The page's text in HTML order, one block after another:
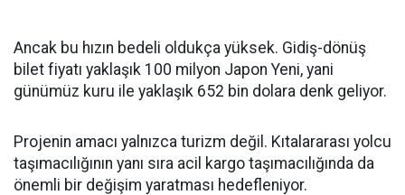
Ancak bu hızın bedeli oldukça yüksek. Gidiş-dönüş
bilet fiyatı yaklaşık 100 milyon Japon Yeni, yani
günümüz kuru ile yaklaşık 652 bin dolara denk geliyor.
Projenin amacı yalnızca turizm değil. Kıtalararası yolcu
taşımacılığının yanı sıra acil kargo taşımacılığında da
önemli bir değişim yaratması hedefleniyor.